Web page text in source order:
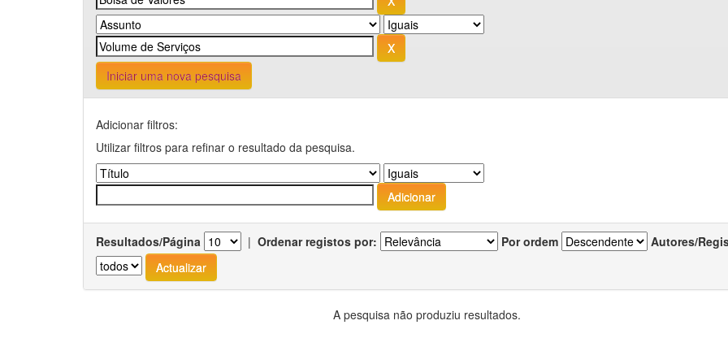
Iniciar uma nova pesquisa
Adicionar filtros:
Utilizar filtros para refinar o resultado da pesquisa.
Resultados/Página | Ordenar registos por: Por ordem Autores/
A pesquisa não produziu resultados.